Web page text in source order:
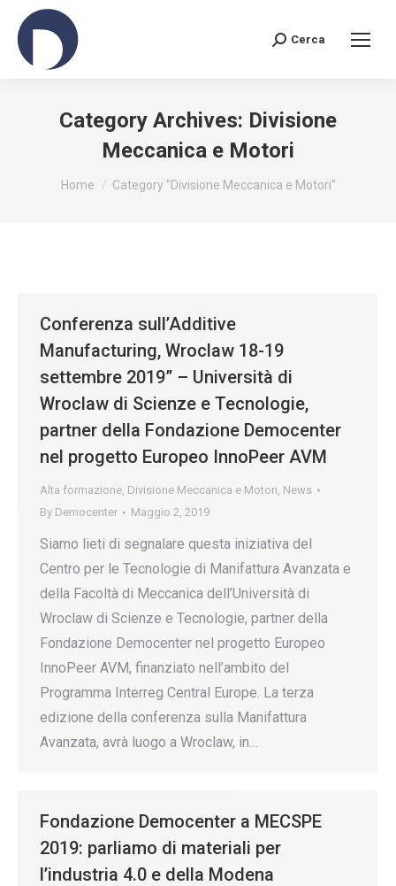
Search:
Cerca
Category Archives: Divisione
Meccanica e Motori
You are here:
Home Category "Divisione Meccanica e Motori"
Conferenza sull’Additive
Manufacturing, Wroclaw 18-19
settembre 2019” – Università di
Wroclaw di Scienze e Tecnologie,
partner della Fondazione Democenter
nel progetto Europeo InnoPeer AVM
Alta formazione, Divisione Meccanica e Motori, News
By Democenter Maggio 2, 2019
Siamo lieti di segnalare questa iniziativa del
Centro per le Tecnologie di Manifattura Avanzata e
della Facoltà di Meccanica dell’Università di
Wroclaw di Scienze e Tecnologie, partner della
Fondazione Democenter nel progetto Europeo
InnoPeer AVM, finanziato nell’ambito del
Programma Interreg Central Europe. La terza
edizione della conferenza sulla Manifattura
Avanzata, avrà luogo a Wroclaw, in…
Fondazione Democenter a MECSPE
2019: parliamo di materiali per
l’industria 4.0 e della Modena